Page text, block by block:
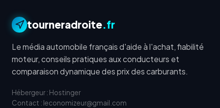
tourneradroite.fr
Le média automobile français d'aide à l'achat, fiabilité
moteur, conseils pratiques aux conducteurs et
comparaison dynamique des prix des carburants.
Hébergeur : Hostinger
Contact : leconomizeur@gmail.com